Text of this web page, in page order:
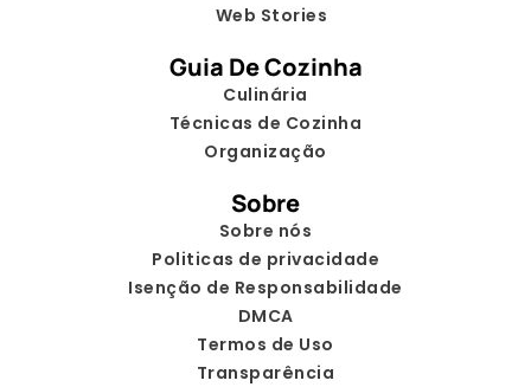
Web Stories
Guia De Cozinha
Culinária
Técnicas de Cozinha
Organização
Sobre
Sobre nós
Politicas de privacidade
Isenção de Responsabilidade
DMCA
Termos de Uso
Transparência